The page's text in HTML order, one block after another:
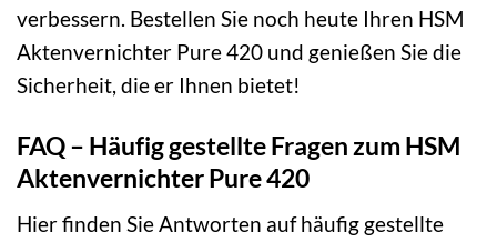
verbessern. Bestellen Sie noch heute Ihren HSM
Aktenvernichter Pure 420 und genießen Sie die
Sicherheit, die er Ihnen bietet!
FAQ – Häufig gestellte Fragen zum HSM
Aktenvernichter Pure 420
Hier finden Sie Antworten auf häufig gestellte